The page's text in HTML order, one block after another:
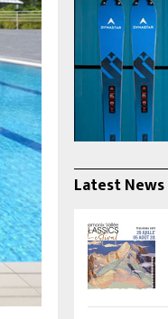
Latest News